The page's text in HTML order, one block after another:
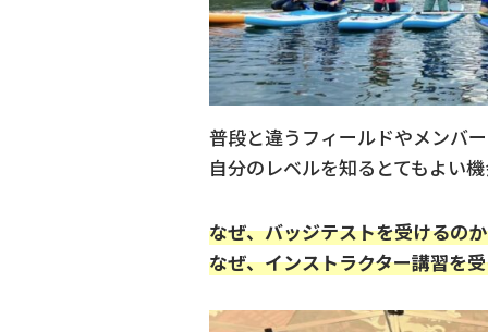
普段と違うフィールドやメンバ
自分のレベルを知るとてもよい
なぜ、バッジテストを受けるの
なぜ、インストラクター講習を